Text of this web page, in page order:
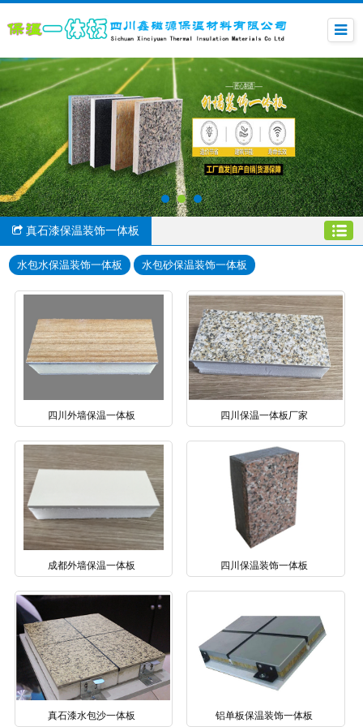
真石漆保温装饰一体板
水包水保温装饰一体板 水包砂保温装饰一体板
四川外墙保温一体板 四川保温一体板厂家
成都外墙保温一体板 四川保温装饰一体板
真石漆水包沙一体板 铝单板保温装饰一体板